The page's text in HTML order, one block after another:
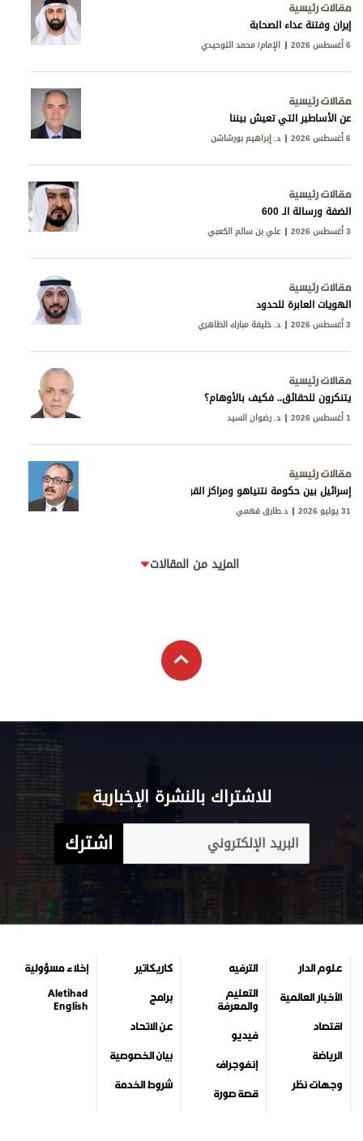
مقالات رئيسية
إيران وفتنة عداء الصحابة
6 أغسطس 2026 الإمام/ محمد التوحيدي
مقالات رئيسية
عن الأساطير التي تعيش بيننا
6 أغسطس 2026 د. إبراهيم بورشاشن
مقالات رئيسية
الضفة ورسالة الـ 600
3 أغسطس 2026 علي بن سالم الكعبي
مقالات رئيسية
الهويات العابرة للحدود
3 أغسطس 2026 د. خليفة مبارك الظاهري
مقالات رئيسية
يتنكرون للحقائق.. فكيف بالأوهام؟
1 أغسطس 2026 د. رضوان السيد
مقالات رئيسية
إسرائيل بين حكومة نتنياهو ومراكز القوى
31 يوليو 2026 د.طارق فهمي
المزيد من المقالات
للاشتراك بالنشرة الإخبارية
اشترك
علوم الدار
الأخبار العالمية
اقتصاد
الرياضة
وجهات نظر
الترفيه
التعليم
والمعرفة
فيديو
إنفوجراف
قصة صورة
كاريكاتير
برامج
عن الاتحاد
بيان الخصوصية
شروط الخدمة
إخلاء مسؤولية
Aletihad
English